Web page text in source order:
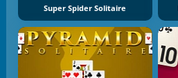
Super Spider Solitaire